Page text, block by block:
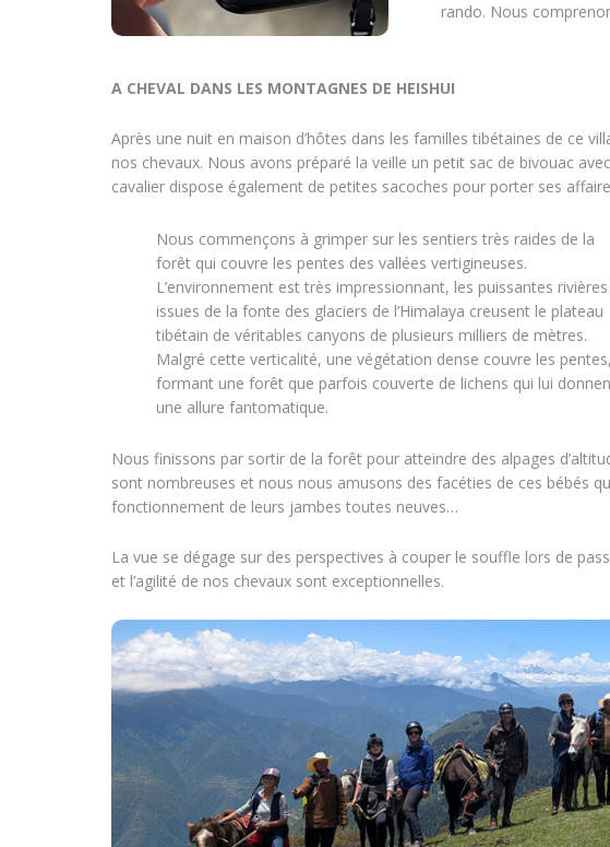
rando. Nous
A CHEVAL DANS LES MONTAGNES DE HEISHUI
Après une nuit en maison d’hôtes dans les familles tibétaines de ce
nos chevaux. Nous avons préparé la veille un petit sac de bivouac
cavalier dispose également de petites sacoches pour porter ses
Nous commençons à grimper sur les sentiers très raides de la
forêt qui couvre les pentes des vallées vertigineuses.
L’environnement est très impressionnant, les puissantes rivières
issues de la fonte des glaciers de l’Himalaya creusent le plateau
tibétain de véritables canyons de plusieurs milliers de mètres.
Malgré cette verticalité, une végétation dense couvre les pentes,
formant une forêt que parfois couverte de lichens qui lui
une allure fantomatique.
Nous finissons par sortir de la forêt pour atteindre des alpages
sont nombreuses et nous nous amusons des facéties de ces bébés
fonctionnement de leurs jambes toutes neuves…
La vue se dégage sur des perspectives à couper le souffle lors de
et l’agilité de nos chevaux sont exceptionnelles.